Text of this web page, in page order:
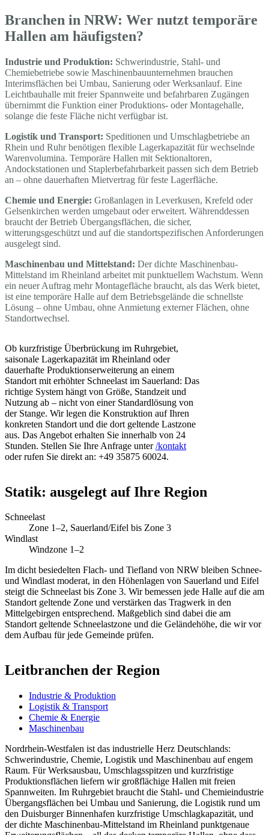
Branchen in NRW: Wer nutzt temporäre
Hallen am häufigsten?
Industrie und Produktion: Schwerindustrie, Stahl- und
Chemiebetriebe sowie Maschinenbauunternehmen brauchen
Interimsflächen bei Umbau, Sanierung oder Werksanlauf. Eine
Leichtbauhalle mit freier Spannweite und befahrbaren Zugängen
übernimmt die Funktion einer Produktions- oder Montagehalle,
solange die feste Fläche nicht verfügbar ist.
Logistik und Transport: Speditionen und Umschlagbetriebe an
Rhein und Ruhr benötigen flexible Lagerkapazität für wechselnde
Warenvolumina. Temporäre Hallen mit Sektionaltoren,
Andockstationen und Staplerbefahrbarkeit passen sich dem Betrieb
an – ohne dauerhaften Mietvertrag für feste Lagerfläche.
Chemie und Energie: Großanlagen in Leverkusen, Krefeld oder
Gelsenkirchen werden umgebaut oder erweitert. Währenddessen
braucht der Betrieb Übergangsflächen, die sicher,
witterungsgeschützt und auf die standortspezifischen Anforderungen
ausgelegt sind.
Maschinenbau und Mittelstand: Der dichte Maschinenbau-
Mittelstand im Rheinland arbeitet mit punktuellem Wachstum. Wenn
ein neuer Auftrag mehr Montagefläche braucht, als das Werk bietet,
ist eine temporäre Halle auf dem Betriebsgelände die schnellste
Lösung – ohne Umbau, ohne Anmietung externer Flächen, ohne
Standortwechsel.
Ob kurzfristige Überbrückung im Ruhrgebiet,
saisonale Lagerkapazität im Rheinland oder
dauerhafte Produktionserweiterung an einem
Standort mit erhöhter Schneelast im Sauerland: Das
richtige System hängt von Größe, Standzeit und
Nutzung ab – nicht von einer Standardlösung von
der Stange. Wir legen die Konstruktion auf Ihren
konkreten Standort und die dort geltende Lastzone
aus. Das Angebot erhalten Sie innerhalb von 24
Stunden. Stellen Sie Ihre Anfrage unter/kontakt
oder rufen Sie direkt an: +49 35875 60024.
Statik: ausgelegt auf Ihre Region
Schneelast
Zone 1–2, Sauerland/Eifel bis Zone 3
Windlast
Windzone 1–2
Im dicht besiedelten Flach- und Tiefland von NRW bleiben Schnee-
und Windlast moderat, in den Höhenlagen von Sauerland und Eifel
steigt die Schneelast bis Zone 3. Wir bemessen jede Halle auf die am
Standort geltende Zone und verstärken das Tragwerk in den
Mittelgebirgen entsprechend. Maßgeblich sind dabei die am
Standort geltende Schneelastzone und die Geländehöhe, die wir vor
dem Aufbau für jede Gemeinde prüfen.
Leitbranchen der Region
Industrie & Produktion
Logistik & Transport
Chemie & Energie
Maschinenbau
Nordrhein-Westfalen ist das industrielle Herz Deutschlands:
Schwerindustrie, Chemie, Logistik und Maschinenbau auf engem
Raum. Für Werksausbau, Umschlagsspitzen und kurzfristige
Produktionsflächen liefern wir großflächige Hallen mit freien
Spannweiten. Im Ruhrgebiet braucht die Stahl- und Chemieindustrie
Übergangsflächen bei Umbau und Sanierung, die Logistik rund um
den Duisburger Binnenhafen kurzfristige Umschlagkapazität, und
der dichte Maschinenbau-Mittelstand im Rheinland punktgenaue